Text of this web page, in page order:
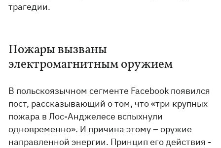
трагедии.
Пожары вызваны
электромагнитным оружием
В польскоязычном сегменте Facebook появился
пост, рассказывающий о том, что «три крупных
пожара в Лос-Анджелесе вспыхнули
одновременно». И причина этому – оружие
направленной энергии. Принцип его действия -